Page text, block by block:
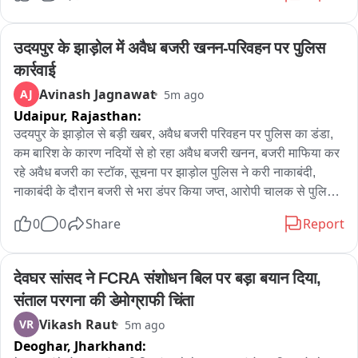
उदयपुर के झाड़ोल में अवैध बजरी खनन-परिवहन पर पुलिस
कार्रवाई
AJ Avinash Jagnawat 5m ago
Udaipur, Rajasthan:
उदयपुर के झाड़ोल से बड़ी खबर, अवैध बजरी परिवहन पर पुलिस का डंडा,
कम बारिश के कारण नदियों से हो रहा अवैध बजरी खनन, बजरी माफिया कर
रहे अवैध बजरी का स्टॉक, सूचना पर झाड़ोल पुलिस ने करी नाकाबंदी,
नाकाबंदी के दौरान बजरी से भरा डंपर किया जप्त, आरोपी चालक से पुलिस
रात में होता है अवैध बजरी परिवहन, झाड़ोल SHO करनाराम ने की है
0 0 Share Report
देवघर सांसद ने FCRA संशोधन बिल पर बड़ा बयान दिया,
संताल परगना की डेमोग्राफी चिंता
VR Vikash Raut 5m ago
Deoghar, Jharkhand: